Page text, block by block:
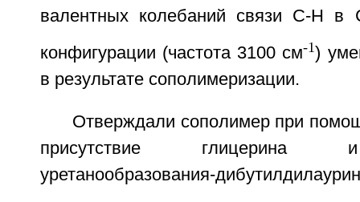
валентных колебаний связи С-Н в
конфигурации (частота 3100 см-1)
в результате сополимеризации.
Отверждали сополимер при
присутствие глицерина и
уретанообразования-